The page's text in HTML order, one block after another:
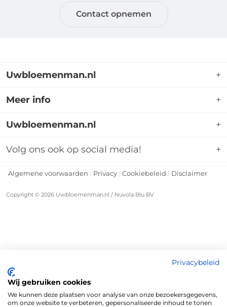
Contact opnemen
Uwbloemenman.nl +
Uwbloemenman.nl is dé webshop waar u terecht
kunt voor een breed assortiment boeketten
bloemen voor allerlei gelegenheden. Op de website
kunt u kiezen uit een groot aanbod aan standaard
voorbeelden. Uiteraard kunnen wij een boeket
samenstellen dat helemaal aansluit bij uw wensen.
Meer info +
Mijn account
Veel gestelde vragen
Blog
Uwbloemenman.nl +
Adres:
Kruisboog 29
3905TE, Veenendaal
KvK:
74258664
Volg ons ook op social media! +
Algemene voorwaarden Privacy Cookiebeleid Disclaimer
Copyright © 2026 Uwbloemenman.nl / Nuvola Blu BV
Privacybeleid
Wij gebruiken cookies
We kunnen deze plaatsen voor analyse van onze bezoekersgegevens,
om onze website te verbeteren, gepersonaliseerde inhoud te tonen